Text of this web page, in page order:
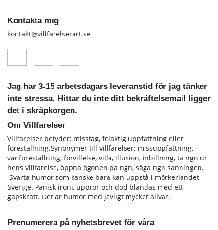
Kontakta mig
kontakt@villfarelserart.se
Jag har 3-15 arbetsdagars leveranstid för jag tänker
inte stressa. Hittar du inte ditt bekräftelsemail ligger
det i skräpkorgen.
Om Villfarelser
Villfarelser betyder: misstag, felaktig uppfattning eller
föreställning.Synonymer till villfarelser: missuppfattning,
vanföreställning, förvillelse, villa, illusion, inbillning, ta ngn ur
hens vill­farelse, öppna ögonen pa ngn, säga ngn sanningen.
Svarta humor som kanske bara kan uppstå i mörkerlandet
Sverige. Panisk ironi, uppror och död blandas med ett
gapskratt. Det är humor med jävligt mycket allvar.
Prenumerera på nyhetsbrevet för våra